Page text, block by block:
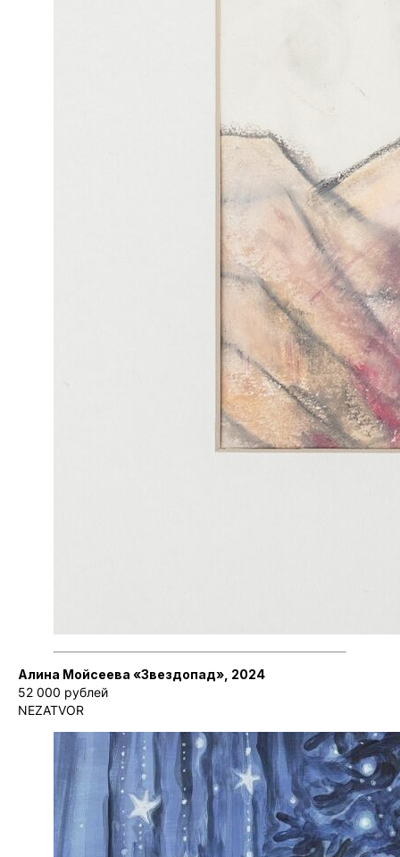
Алина Мойсеева «Звездопад», 2024
52 000 рублей
NEZATVOR